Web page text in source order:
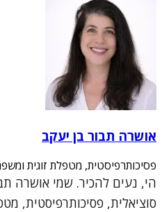
אושרה תבור בן יעקב
פסיכותרפיסטית, מטפלת זוגית
הי, נעים להכיר. שמי אושרה
סוציאלית, פסיכותרפיסטית,